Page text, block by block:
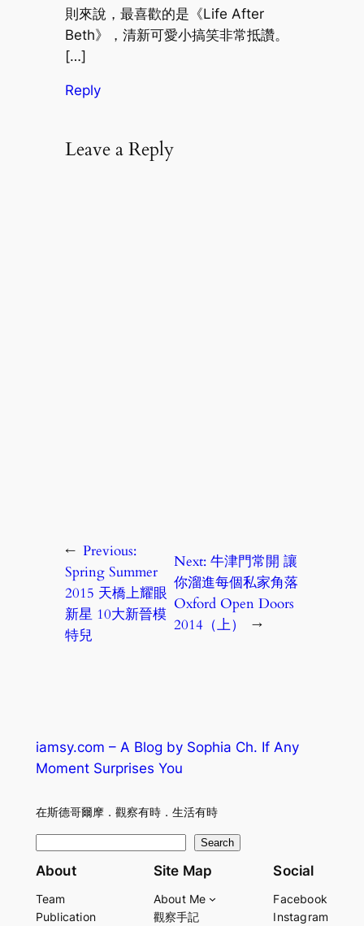
則來說，最喜歡的是《Life After
Beth》，清新可愛小搞笑非常抵讚。
[…]
Reply
Leave a Reply
← Previous:
Spring Summer
2015 天橋上耀眼
新星 10大新晉模
特兒
Next: 牛津門常開 讓
你溜進每個私家角落
Oxford Open Doors
2014（上）
→
iamsy.com – A Blog by Sophia Ch. If Any
Moment Surprises You
在斯德哥爾摩．觀察有時．生活有時
e
r
Search
About
Team
Publication
Site Map
About Me
觀察手記
Social
Facebook
Instagram